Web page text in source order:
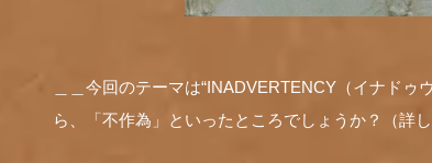
＿＿今回のテーマは“INADVERTENCY（イナド
ら、「不作為」といったところでしょうか？（詳